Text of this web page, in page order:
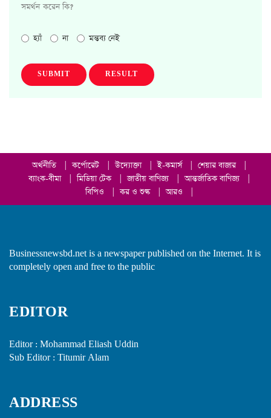
সমর্থন করেন কি?
হ্যাঁ না মন্তব্য নেই
SUBMIT RESULT
অর্থনীতি কর্পোরেট উদ্যোক্তা ই-কমার্স শেয়ার বাজার
ব্যাংক-বীমা
মিডিয়া টেক জাতীয় বাণিজ্য আন্তর্জাতিক বাণিজ্য
বিপিও
কর ও শুল্ক আরও
Businessnewsbd.net is a newspaper published on the Internet. It is
completely open and free to the public
EDITOR
Editor : Mohammad Eliash Uddin
Sub Editor : Titumir Alam
ADDRESS